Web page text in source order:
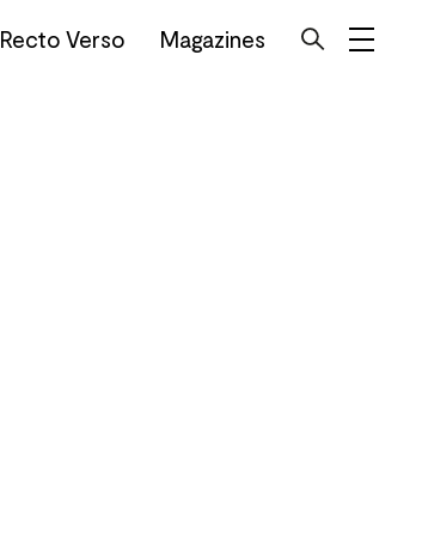
Recto Verso Magazines